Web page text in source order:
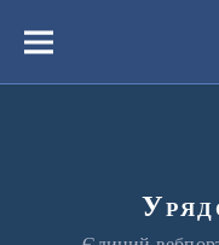
вмістуМеню